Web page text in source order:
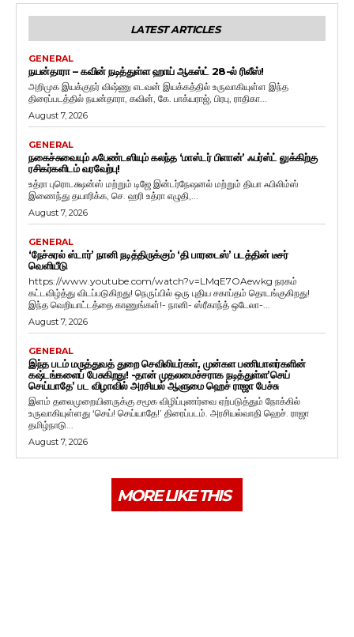
LATEST ARTICLES
GENERAL
நயன்தாரா – கவின் நடித்துள்ள ஹாய் ஆகஸ்ட் 28-ல் ரிலீஸ்!
அறிமுக இயக்குநர் விஷ்ணு எடவன் இயக்கத்தில் உருவாகியுள்ள இந்த
திரைப்படத்தில் நயன்தாரா, கவின், கே. பாக்யராஜ், பிரபு, ராதிகா...
August 7, 2026
GENERAL
நகைச்சுவையும் ஃபேண்டஸியும் கலந்த ‘மாஸ்டர் பிளான்’ ஃபர்ஸ்ட் லுக்கிற்கு
ரசிகர்களிடம் வரவேற்பு!
உத்ரா புரொடக்ஷன்ஸ் மற்றும் டிஜே இன்டர்நேஷனல் மற்றும் தியா ஃபிலிம்ஸ்
இணைந்து தயாரிக்க, செ. ஹரி உத்ரா எழுதி,...
August 7, 2026
GENERAL
‘நேச்சுரல் ஸ்டார்’ நானி நடித்திருக்கும் ‘தி பாரடைஸ்’ படத்தின் டீசர்
வெளியீடு
https://www.youtube.com/watch?v=LMqE7OAewkg நரகம்
கட்டவிழ்த்து விடப்படுகிறது! நெருப்பில் ஒரு புதிய சகாப்தம் தொடங்குகிறது!
இந்த வெறியாட்டத்தை காணுங்கள்!- நானி- ஸ்ரீகாந்த் ஒடேலா-...
August 7, 2026
GENERAL
இந்த படம் மருத்துவத் துறை செவிலியர்கள், முன்கள பணியாளர்களின்
கஷ்டங்களைப் பேசுகிறது! -தான் முதலமைச்சராக நடித்துள்ள’செய்
செய்யாதே’ பட விழாவில் அரசியல் ஆளுமை ஹெச் ராஜா பேச்சு
இளம் தலைமுறையினருக்கு சமூக விழிப்புணர்வை ஏற்படுத்தும் நோக்கில்
உருவாகியுள்ளது ‘செய்! செய்யாதே!’ திரைப்படம். அரசியல்வாதி ஹெச். ராஜா
தமிழ்நாடு...
August 7, 2026
MORE LIKE THIS